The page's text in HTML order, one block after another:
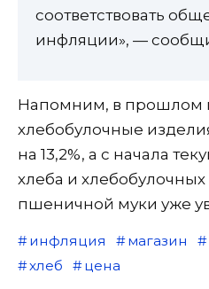
соответствовать
инфляции», —
Напомним, в прошлом
хлебобулочные
на 13,2%, а с начала
хлеба и
пшеничной муки уже
инфляция магазин
хлеб
цена